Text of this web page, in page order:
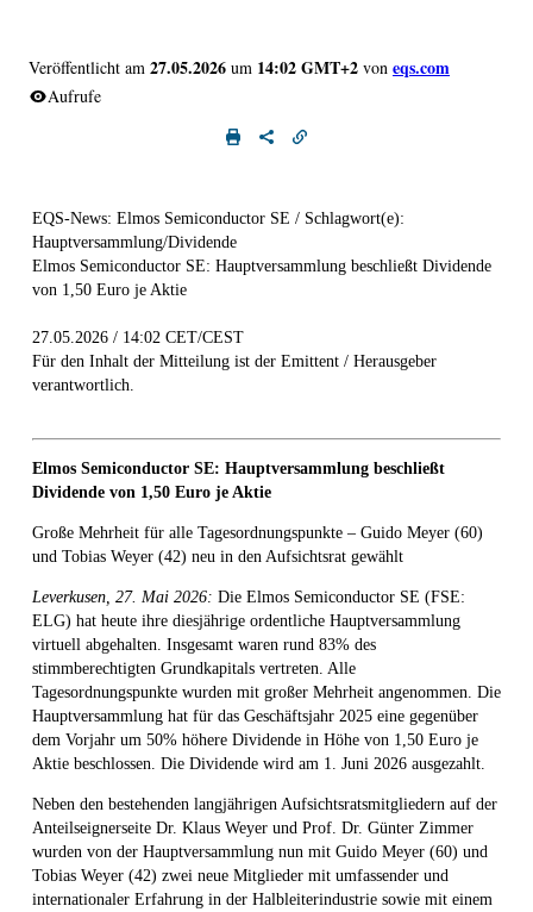
Veröffentlicht am 27.05.2026 um 14:02 GMT+2 von eqs.com
Aufrufe
EQS-News: Elmos Semiconductor SE / Schlagwort(e):
Hauptversammlung/Dividende
Elmos Semiconductor SE: Hauptversammlung beschließt Dividende
von 1,50 Euro je Aktie
27.05.2026 / 14:02 CET/CEST
Für den Inhalt der Mitteilung ist der Emittent / Herausgeber
verantwortlich.
Elmos Semiconductor SE: Hauptversammlung beschließt
Dividende von 1,50 Euro je Aktie
Große Mehrheit für alle Tagesordnungspunkte – Guido Meyer (60)
und Tobias Weyer (42) neu in den Aufsichtsrat gewählt
Leverkusen, 27. Mai 2026: Die Elmos Semiconductor SE (FSE:
ELG) hat heute ihre diesjährige ordentliche Hauptversammlung
virtuell abgehalten. Insgesamt waren rund 83% des
stimmberechtigten Grundkapitals vertreten. Alle
Tagesordnungspunkte wurden mit großer Mehrheit angenommen. Die
Hauptversammlung hat für das Geschäftsjahr 2025 eine gegenüber
dem Vorjahr um 50% höhere Dividende in Höhe von 1,50 Euro je
Aktie beschlossen. Die Dividende wird am 1. Juni 2026 ausgezahlt.
Neben den bestehenden langjährigen Aufsichtsratsmitgliedern auf der
Anteilseignerseite Dr. Klaus Weyer und Prof. Dr. Günter Zimmer
wurden von der Hauptversammlung nun mit Guido Meyer (60) und
Tobias Weyer (42) zwei neue Mitglieder mit umfassender und
internationaler Erfahrung in der Halbleiterindustrie sowie mit einem